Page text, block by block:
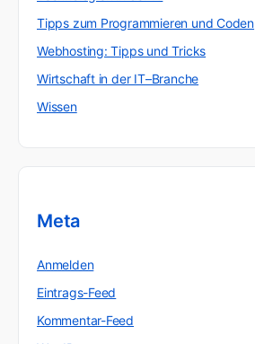
Tipps zum Programmieren und Coden
Webhosting: Tipps und Tricks
Wirtschaft in der IT–Branche
Wissen
Meta
Anmelden
Eintrags-Feed
Kommentar-Feed